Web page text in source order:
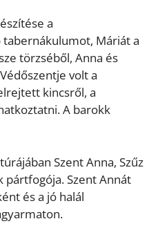
a
Máriát a
törzséből, Anna és
volt a
kincsről, a
A barokk
Szent Anna, Szűz
pártfogója. Szent Annát
és a jó halál